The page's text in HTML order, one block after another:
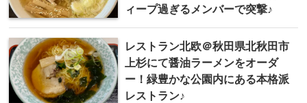
ィープ過ぎるメンバーで突撃♪
レストラン北欧＠秋田県北秋田市
上杉にて醤油ラーメンをオーダ
ー！緑豊かな公園内にある本格派
レストラン♪